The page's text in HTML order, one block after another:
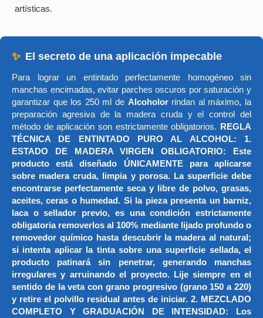
artísticas.
✨ El secreto de una aplicación impecable
Para lograr un entintado perfectamente homogéneo sin
manchas encimadas, evitar parches oscuros por saturación y
garantizar que los 250 ml de Alcoholorrindan al máximo, la
preparación agresiva de la madera cruda y el control del
método de aplicación son estrictamente obligatorios.
REGLA
TÉCNICA DE ENTINTADO PURO AL ALCOHOL: 1.
ESTADO DE MADERA VIRGEN OBLIGATORIO: Este
producto está diseñado ÚNICAMENTE para aplicarse
sobre madera cruda, limpia y porosa. La superficie debe
encontrarse perfectamente seca y libre de polvo, grasas,
aceites, ceras o humedad. Si la pieza presenta un barniz,
laca o sellador previo, es una condición estrictamente
obligatoria removerlos al 100% mediante lijado profundo o
removedor químico hasta descubrir la madera al natural;
si intenta aplicar la tinta sobre una superficie sellada, el
producto patinará sin penetrar, generando manchas
irregulares y arruinando el proyecto. Lije siempre en el
sentido de la veta con grano progresivo (grano 150 a 220)
y retire el polvillo residual antes de iniciar. 2. MEZCLADO
COMPLETO Y GRADUACIÓN DE INTENSIDAD: Los